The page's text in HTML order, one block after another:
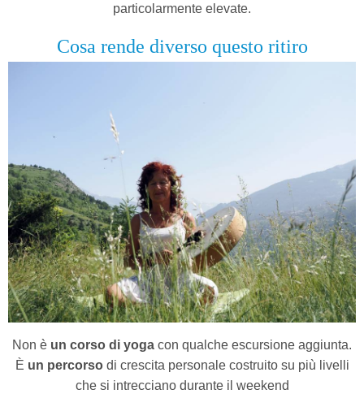
particolarmente elevate.
Cosa rende diverso questo ritiro
Non è un corso di yoga con qualche escursione aggiunta.
È un percorsodi crescita personale costruito su più livelli
che si intrecciano durante il weekend